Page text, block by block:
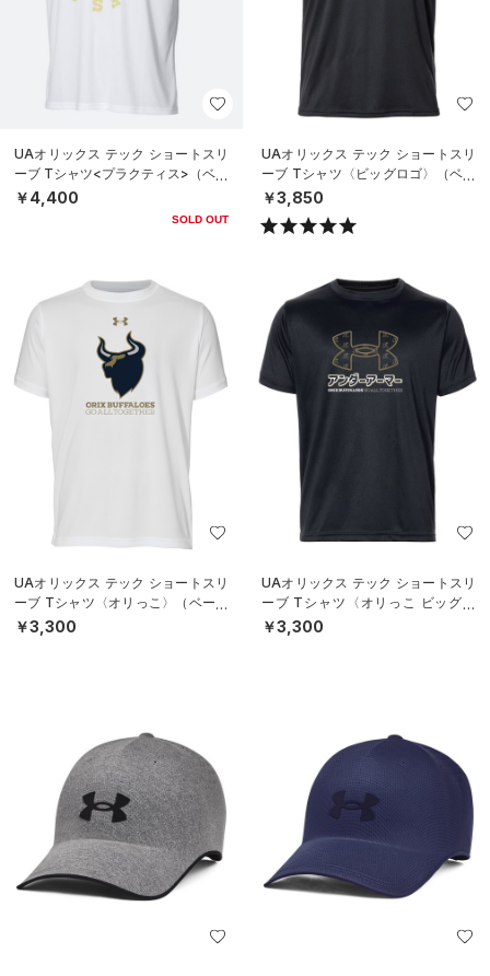
UAオリックス テック ショートスリ
ーブ Tシャツ<プラクティス>（ベー
スボール/UNISEX）
￥4,400
SOLD OUT
UAオリックス テック ショートスリ
ーブ Tシャツ〈ビッグロゴ〉（ベー
スボール/UNISEX）
￥3,850
UAオリックス テック ショートスリ
ーブ Tシャツ〈オリっこ〉（ベース
ボール/KIDS）
￥3,300
UAオリックス テック ショートスリ
ーブ Tシャツ〈オリっこ ビッグロ
ゴ〉（ベースボール/KIDS）
￥3,300